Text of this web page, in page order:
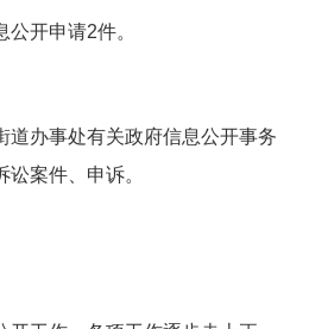
开申请2件。
道办事处有关政府信息公开事务
案件、申诉。